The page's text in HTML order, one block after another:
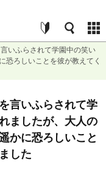
いふらされて学園中の笑い
恐ろしいことを彼が教えてく
言いふらされて学
ましたが、大人の
かに恐ろしいこと
した